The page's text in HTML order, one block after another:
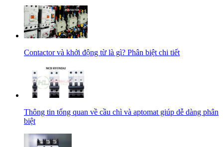
Contactor và khởi động từ là gì? Phân biệt chi tiết
Thông tin tổng quan về cầu chì và aptomat giúp dễ dàng phân
biệt